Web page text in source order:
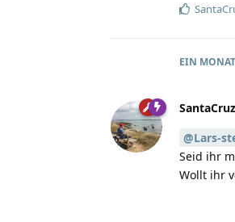
EIN MONAT
SantaCruz
@Lars-
Seid ihr
Wollt ihr